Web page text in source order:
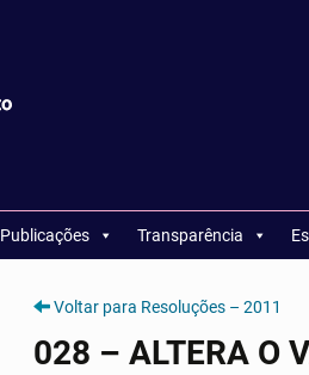
Publicações Transparência
Voltar para Resoluções – 2011
028 – ALTERA O